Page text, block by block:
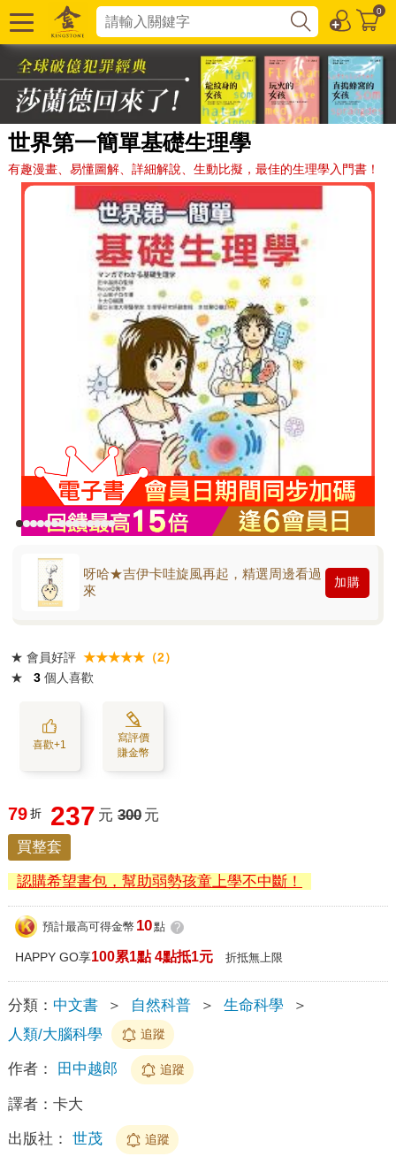
0
世界第一簡單基礎生理學
有趣漫畫、易懂圖解、詳細解說、生動比擬，最佳的生理學入門書！
呀哈★吉伊卡哇旋風再起，精選周邊看過
來
加購
★ 會員好評 ★★★★★（2）
★
3 個人喜歡
喜歡+1
寫評價
賺金幣
79 折 237 元 300 元
買整套
認購希望書包，幫助弱勢孩童上學不中斷！
預計最高可得金幣 10點 ?
HAPPY GO享100累1點 4點抵1元 折抵無上限
分類： 中文書 ＞ 自然科普 ＞ 生命科學
＞
人類/大腦科學
追蹤
作者： 田中越郎 追蹤
譯者： 卡大
出版社： 世茂 追蹤